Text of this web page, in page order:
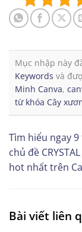
Mục nhập này
Keywords và
Minh Canva,
từ khóa Cây
Tìm hiểu ngay
chủ đề CRYSTAL
hot nhất trên
Bài viết liên